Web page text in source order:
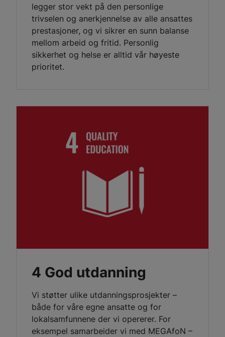
legger stor vekt på den personlige
trivselen og anerkjennelse av alle ansattes
prestasjoner, og vi sikrer en sunn balanse
mellom arbeid og fritid. Personlig
sikkerhet og helse er alltid vår høyeste
prioritet.
4 God utdanning
Vi støtter ulike utdanningsprosjekter –
både for våre egne ansatte og for
lokalsamfunnene der vi opererer. For
eksempel samarbeider vi med MEGAfoN –